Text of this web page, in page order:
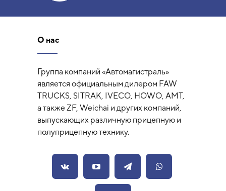
О нас
Группа компаний «Автомагистраль»
является официальным дилером FAW
TRUCKS, SITRAK, IVECO, HOWO, AMT,
а также ZF, Weichai и других компаний,
выпускающих различную прицепную и
полуприцепную технику.